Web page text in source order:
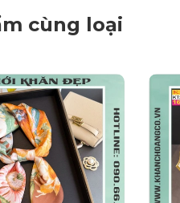
cùng loại